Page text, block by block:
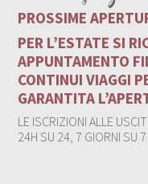
PROSSIME
PER L’ESTATE SI
APPUNTAMENTO
CONTINUI VIAGGI
GARANTITA
LE ISCRIZIONI ALLE
24H SU 24, 7 GIORNI SU